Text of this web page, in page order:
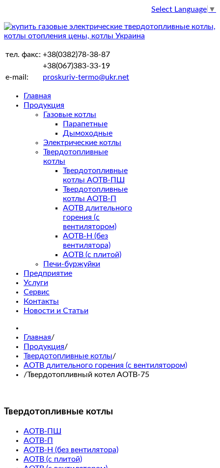
Select Language ▼
тел. факс: +38(0382)78-38-87
+38(067)383-33-19
e-mail:
proskuriv-termo@ukr.net
Главная
Продукция
Газовые котлы
Парапетные
Дымоходные
Электрические котлы
Твердотопливные
котлы
Твердотопливные
котлы АОТВ-ПШ
Твердотопливные
котлы АОТВ-П
АОТВ длительного
горения (с
вентилятором)
АОТВ-Н (без
вентилятора)
АОТВ (с плитой)
Печи-буржуйки
Предприятие
Услуги
Сервис
Контакты
Новости и Статьи
Главная/
Продукция/
Твердотопливные котлы/
АОТВ длительного горения (с вентилятором)
/Твердотопливный котел АОТВ-75
Твердотопливные котлы
АОТВ-ПШ
АОТВ-П
АОТВ-Н (без вентилятора)
АОТВ (с плитой)